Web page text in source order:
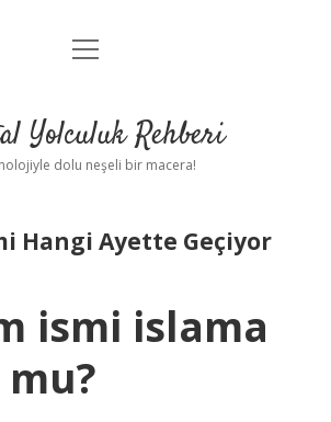
Anasayfa
Yasal Uyarı
menüyü
Yolculuk Rehberi
dolu neşeli bir macera!
Hangi Ayette Geçiyor
ismi islama